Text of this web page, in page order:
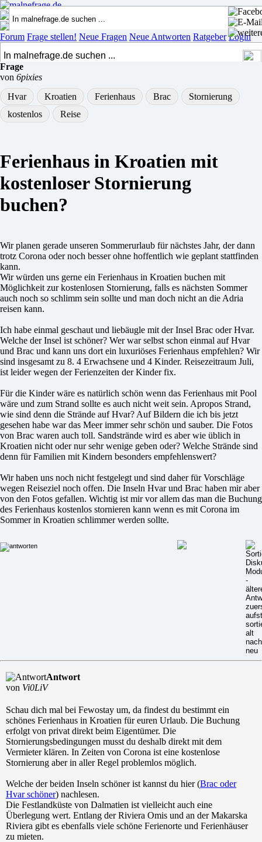
Forum Frage stellen! Neue Fragen Neue Antworten Ratgeber Login
Frage
von 6pixies
Hvar
Kroatien Ferienhaus Brac
Stornierung
kostenlos
Reise
Ferienhaus in Kroatien mit
kostenloser Stornierung
buchen?
Wir planen gerade unseren Sommerurlaub für nächstes Jahr, der dann
trotz Corona oder noch besser ohne hoffentlich wie geplant stattfinden
kann.
Wir würden uns gerne ein Ferienhaus in Kroatien buchen mit
Möglichkeit zur kostenlosen Stornierung, falls es nächsten Sommer
auch noch so schlimm sein sollte und man doch nicht an die Adria
reisen kann.
Ich habe einmal geschaut und liebäugle mit der Insel Brac oder Hvar.
Welche der Insel ist schöner? Wer war selbst schon einmal auf Hvar
und Brac und kann uns dort ein luxuriöses Ferienhaus empfehlen? Wir
sind insgesamt zu 8. 4 Erwachsene und 4 Kinder. Reisezeitraum Juli,
ist leider wegen der Ferienzeiten der Kinder fix.
Für die Kinder wäre es natürlich schön wenn das Ferienhaus mit Pool
wäre und zum Strand sollte es auch nicht weit sein. Apropos Strand,
wie sind denn die Strände auf Hvar? Auf Bildern die ich bis jetzt
gesehen habe war das Meer immer sehr schön und sauber. Die Fotos
von Brac waren auch toll. Sandstrände wird es aber wie üblich in
Kroatien nicht oder nur sehr wenige geben oder? Welche Strände sind
denn für Familien mit Kindern besonders empfehlenswert?
Wir haben uns noch nicht festgelegt und sind daher für Vorschläge
wegen Reiseziel noch offen. Die Inseln Hvar und Brac haben mir aber
von den Fotos gefallen. Wichtig ist mir vor allem das man die Buchung
des Ferienhaus kostenlos stornieren kann wenn es mit Corona im
Sommer in Kroatien schlimmer werden sollte.
Antwort
von Vi0LiV
Schau dich mal bei Fewostay um, da findest du bestimmt ein
schönes Ferienhaus in Kroatien für euren Urlaub. Die Buchung
erfolgt von privat direkt beim Eigentümer. Die
Stornierungsbedingungen musst du deshalb direkt mit dem
Vermieter klären. In Zeiten von Corona ist eine kostenlose
Stornierung aber in aller Regel problemlos möglich.
Welche der beiden Inseln schöner ist kannst du hier (Brac oder
Hvar schöner) nachlesen.
Die Festlandküste von Dalmatien ist vielleicht auch eine
Überlegung wert. Entlang der Riviera Omis und an der Makarska
Riviera gibt es ebenfalls viele schöne Ferienorte und Ferienhäuser
zu mieten.